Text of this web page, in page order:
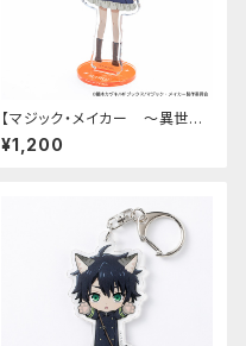
【マジック・メイカー ～異世界
魔法の作り方～】アクリルスタン
ド（マリー）
¥1,200